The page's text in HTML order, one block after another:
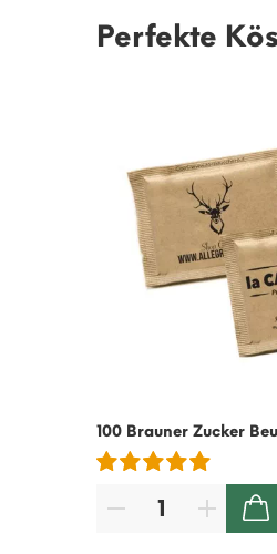
Perfekte
100 Brauner Zucker